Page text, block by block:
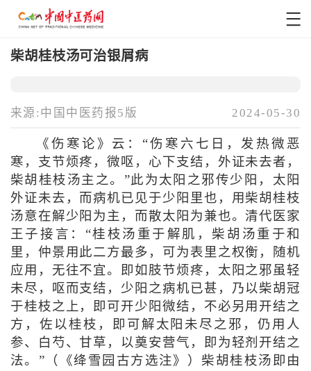
柴胡桂枝汤可治银屑病
来源:中国中医药报5版 2024-05-30
《伤寒论》云：“伤寒六七日，发热微恶
寒，支节烦疼，微呕，心下支结，外证未去者，
柴胡桂枝汤主之。”此为太阳之邪传少阳，太阳
外证未去，而病机已见于少阳里也，用柴胡桂枝
汤意在解少阳为主，而散太阳为兼也。清代医家
王子接言：“桂枝汤重于解肌，柴胡汤重于和
里，仲景用此二方最多，可为表里之权衡，随机
应用，无往不宜。即如肢节烦疼，太阳之邪虽轻
未尽，呕而支结，少阳之病机已甚，乃以柴胡冠
于桂枝之上，即可开少阳微结，不必另用开结之
方，佐以桂枝，即可解太阳未尽之邪，仍用人
参、白芍、甘草，以奠安营气，即为轻剂开结之
法。”（《绛雪园古方选注》）柴胡桂枝汤即由